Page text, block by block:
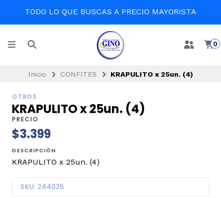
TODO LO QUE BUSCAS A PRECIO MAYORISTA
0
Inicio CONFITES KRAPULITO x 25un. (4)
OTROS
KRAPULITO x 25un. (4)
PRECIO
$3.399
DESCRIPCIÓN
KRAPULITO x 25un. (4)
SKU: 244025